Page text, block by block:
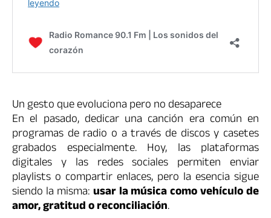
Un gesto que evoluciona pero no desaparece
En el pasado, dedicar una canción era común en
programas de radio o a través de discos y casetes
grabados especialmente. Hoy, las plataformas
digitales y las redes sociales permiten enviar
playlists o compartir enlaces, pero la esencia sigue
siendo la misma:usar la música como vehículo de
amor, gratitud o reconciliación.